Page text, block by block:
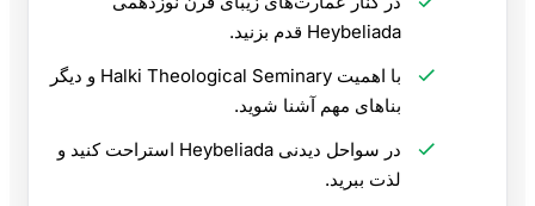
Heybeliada قدم بزنید.
با اهمیت Halki Theological Seminary و دیگر
بناهای مهم آشنا شوید.
در سواحل دیدنی Heybeliada استراحت کنید و
لذت ببرید.